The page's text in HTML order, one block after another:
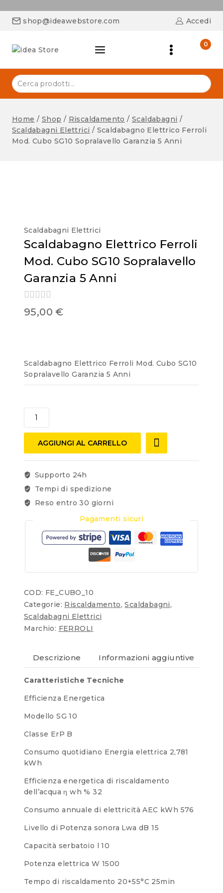
shop@ideawebstore.com Accedi
0
Home / Shop / Riscaldamento / Scaldabagni /
Scaldabagni Elettrici / Scaldabagno Elettrico Ferroli
Mod. Cubo SG10 Sopralavello Garanzia 5 Anni
Scaldabagni Elettrici
Scaldabagno Elettrico Ferroli
Mod. Cubo SG10 Sopralavello
Garanzia 5 Anni
0
out
95,00 €
Scaldabagno Elettrico Ferroli Mod. Cubo SG10
Sopralavello Garanzia 5 Anni
AGGIUNGI AL CARRELLO
Supporto 24h
Tempi di spedizione
Reso entro 30 giorni
Pagamenti sicuri
COD: FE_CUBO_10
Categorie: Riscaldamento,Scaldabagni,
Scaldabagni Elettrici
Marchio: FERROLI
Descrizione Informazioni aggiuntive
Caratteristiche Tecniche
Efficienza Energetica
Modello SG 10
Classe ErP B
Consumo quotidiano Energia elettrica 2,781
kWh
Efficienza energetica di riscaldamento
dell’acqua η wh % 32
Consumo annuale di elettricità AEC kWh 576
Livello di Potenza sonora Lwa dB 15
Capacità serbatoio l 10
Potenza elettrica W 1500
Tempo di riscaldamento 20+55°C 25min